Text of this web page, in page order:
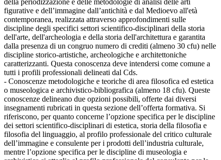
della periodizzazione e delle metodologie di analisi delle arti
figurative e dell’immagine dall’antichità e dal Medioevo all'età
contemporanea, realizzata attraverso approfondimenti sulle
discipline degli specifici settori scientifico-disciplinari della storia
dell'arte, dell'archeologia e della storia dell'architettura e garantita
dalla presenza di un congruo numero di crediti (almeno 30 cfu) nelle
discipline storico-artistiche, archeologiche e architettoniche
caratterizzanti. Questa conoscenza deve intendersi come comune a
tutti i profili professionali delineati dal Cds.
- Conoscenze metodologiche e teoriche di area filosofica ed estetica
o museologica e archivistico-bibliografica (almeno 18 cfu). Queste
conoscenze delineano due opzioni possibili, offerte dai diversi
insegnamenti rubricati in questa sezione dell’offerta formativa. Si
riferiscono, per quanto concerne l’opzione specifica per le discipline
dei settori scientifico-disciplinari di estetica, storia della filosofia e
filosofia del linguaggio, al profilo professionale del critico culturale
dell’immagine e consulente per i prodotti dell’industria culturale,
mentre l’opzione specifica per le discipline di museologia e